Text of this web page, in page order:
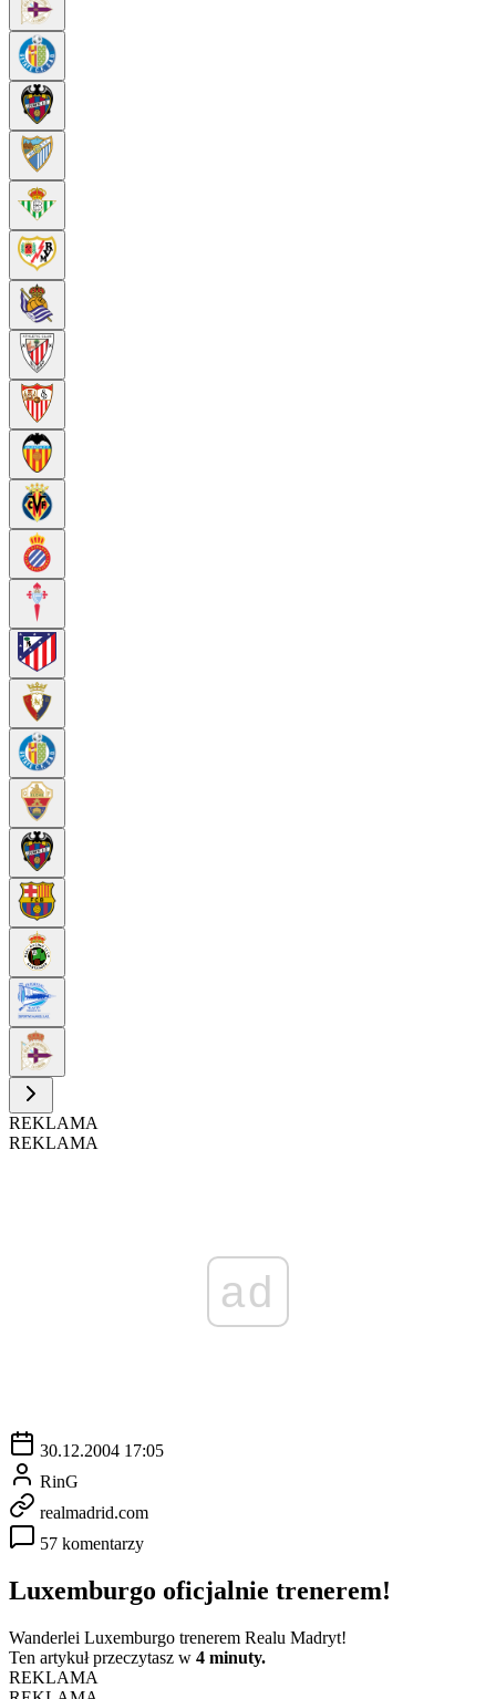
REKLAMA
REKLAMA
ad
30.12.2004 17:05
RinG
realmadrid.com
57 komentarzy
Luxemburgo oficjalnie trenerem!
Wanderlei Luxemburgo trenerem Realu Madryt!
Ten artykuł przeczytasz w 4 minuty.
REKLAMA